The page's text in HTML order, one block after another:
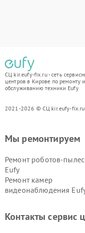
СЦ kir.eufy-fix.ru - сеть
центров в Кирове по ремонту и
обслуживанию техники Eufy
2021-2026 © СЦ kir.eufy-fix.ru
Мы ремонтируем
Ремонт роботов-
Eufy
Ремонт камер
видеонаблюдения
Контакты сервис